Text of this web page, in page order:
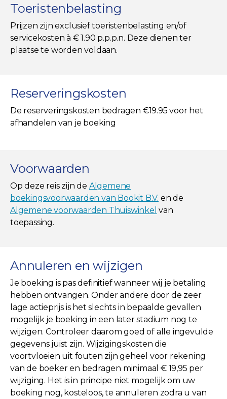
Toeristenbelasting
Prijzen zijn exclusief toeristenbelasting en/of
servicekosten à € 1.90 p.p.p.n. Deze dienen ter
plaatse te worden voldaan.
Reserveringskosten
De reserveringskosten bedragen €19.95 voor het
afhandelen van je boeking
Voorwaarden
Op deze reis zijn de Algemene
boekingsvoorwaarden van Bookit B.V. en de
Algemene voorwaarden Thuiswinkel van
toepassing.
Annuleren en wijzigen
Je boeking is pas definitief wanneer wij je betaling
hebben ontvangen. Onder andere door de zeer
lage actieprijs is het slechts in bepaalde gevallen
mogelijk je boeking in een later stadium nog te
wijzigen. Controleer daarom goed of alle ingevulde
gegevens juist zijn. Wijzigingskosten die
voortvloeien uit fouten zijn geheel voor rekening
van de boeker en bedragen minimaal € 19,95 per
wijziging. Het is in principe niet mogelijk om uw
boeking nog, kosteloos, te annuleren zodra u van